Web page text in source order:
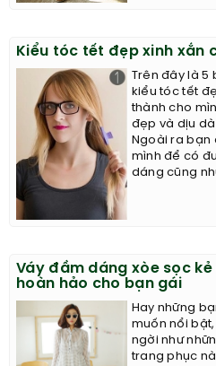
Kiểu tóc tết đẹp xinh xắn
Trên đây là 5
kiểu tóc tết
thành cho
đẹp và dịu
Ngoài ra bạn
mình để có
dáng cũng
Váy đầm dáng xòe sọc
hoàn hảo cho bạn gái
Hay những
muốn nổi
ngời như
trang phục